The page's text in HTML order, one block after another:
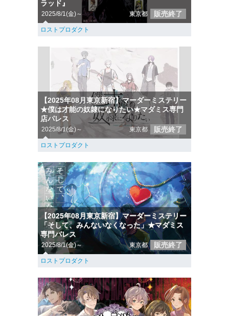
ラッド』
2025/8/1(金)～ 東京都 販売終了
ロストプロダクト
【2025年08月東京新宿】マーダーミステリー
★僕は才能の奴隷になりたい★マダミス専門
店パレス
2025/8/1(金)～ 東京都 販売終了
ロストプロダクト
【2025年08月東京新宿】マーダーミステリー
「そして、みんないなくなった」★マダミス
専門パレス
2025/8/1(金)～ 東京都 販売終了
ロストプロダクト